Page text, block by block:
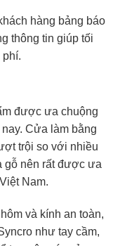
hàng bảng báo
thông tin giúp tối
phí.
được ưa chuộng
Cửa làm bằng
trội so với nhiều
gỗ nên rất được ưa
Nam.
và kính an toàn,
như tay cầm,